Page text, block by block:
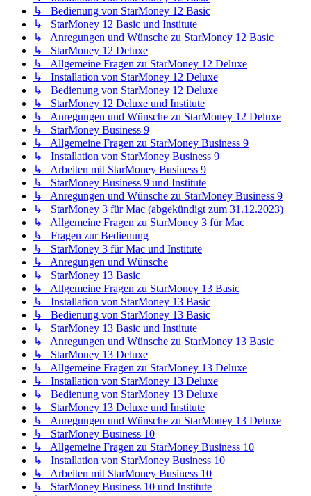
↳ Bedienung von StarMoney 12 Basic
↳ StarMoney 12 Basic und Institute
↳ Anregungen und Wünsche zu StarMoney 12 Basic
↳ StarMoney 12 Deluxe
↳ Allgemeine Fragen zu StarMoney 12 Deluxe
↳ Installation von StarMoney 12 Deluxe
↳ Bedienung von StarMoney 12 Deluxe
↳ StarMoney 12 Deluxe und Institute
↳ Anregungen und Wünsche zu StarMoney 12 Deluxe
↳ StarMoney Business 9
↳ Allgemeine Fragen zu StarMoney Business 9
↳ Installation von StarMoney Business 9
↳ Arbeiten mit StarMoney Business 9
↳ StarMoney Business 9 und Institute
↳ Anregungen und Wünsche zu StarMoney Business 9
↳ StarMoney 3 für Mac (abgekündigt zum 31.12.2023)
↳ Allgemeine Fragen zu StarMoney 3 für Mac
↳ Fragen zur Bedienung
↳ StarMoney 3 für Mac und Institute
↳ Anregungen und Wünsche
↳ StarMoney 13 Basic
↳ Allgemeine Fragen zu StarMoney 13 Basic
↳ Installation von StarMoney 13 Basic
↳ Bedienung von StarMoney 13 Basic
↳ StarMoney 13 Basic und Institute
↳ Anregungen und Wünsche zu StarMoney 13 Basic
↳ StarMoney 13 Deluxe
↳ Allgemeine Fragen zu StarMoney 13 Deluxe
↳ Installation von StarMoney 13 Deluxe
↳ Bedienung von StarMoney 13 Deluxe
↳ StarMoney 13 Deluxe und Institute
↳ Anregungen und Wünsche zu StarMoney 13 Deluxe
↳ StarMoney Business 10
↳ Allgemeine Fragen zu StarMoney Business 10
↳ Installation von StarMoney Business 10
↳ Arbeiten mit StarMoney Business 10
↳ StarMoney Business 10 und Institute